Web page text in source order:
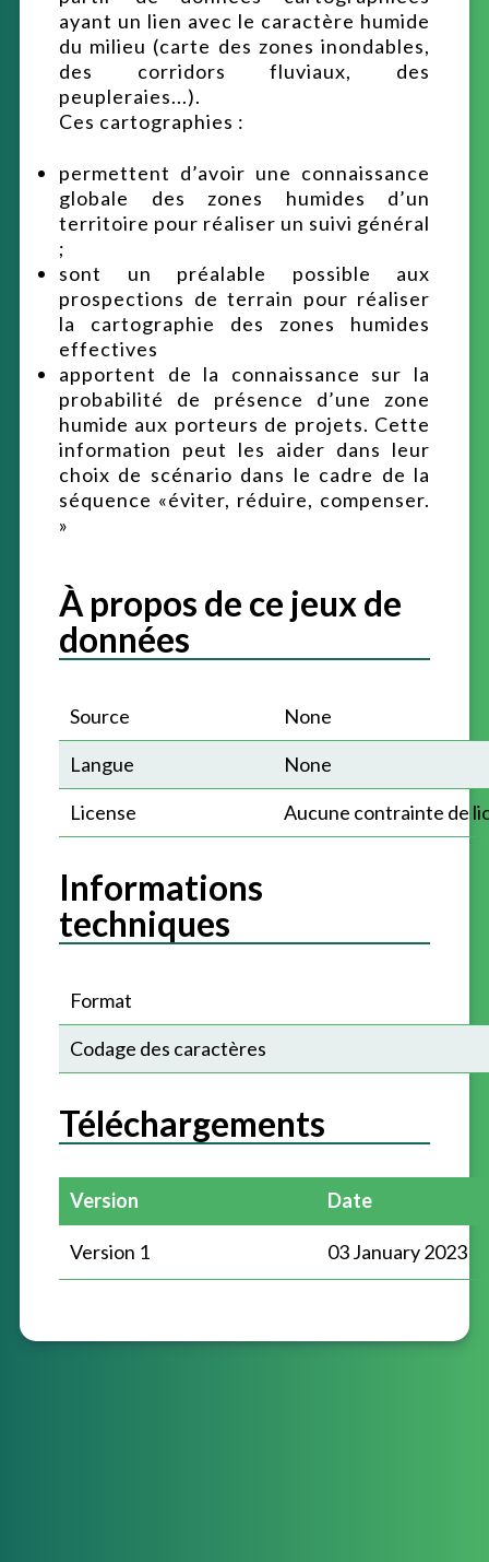
ayant un lien avec le caractère humide
du milieu (carte des zones inondables,
des corridors fluviaux, des
peupleraies...).
Ces cartographies :
permettent d’avoir une connaissance
globale des zones humides d’un
territoire pour réaliser un suivi général
;
sont un préalable possible aux
prospections de terrain pour réaliser
la cartographie des zones humides
effectives
apportent de la connaissance sur la
probabilité de présence d’une zone
humide aux porteurs de projets. Cette
information peut les aider dans leur
choix de scénario dans le cadre de la
séquence «éviter, réduire, compenser.
»
À propos de ce jeux de
données
Source
None
Langue
None
License
Aucune contrainte de
Informations
techniques
Format
Codage des caractères
Téléchargements
Version Date
Version 1 03 January 2023